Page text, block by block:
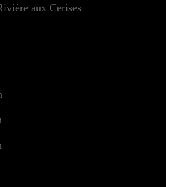
aux Cerises